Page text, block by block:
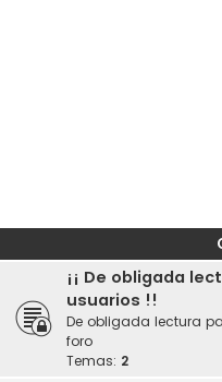
¡¡ De obligada
usuarios !!
De obligada lectura
foro
Temas: 2